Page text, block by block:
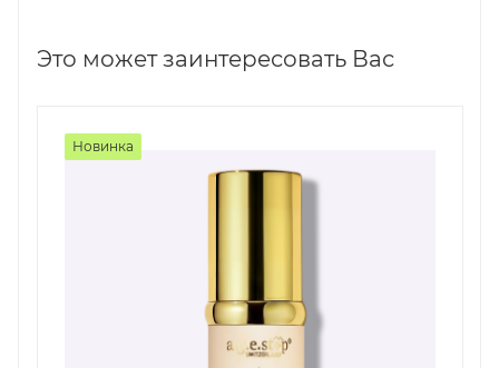
Это может заинтересовать Вас
Новинка